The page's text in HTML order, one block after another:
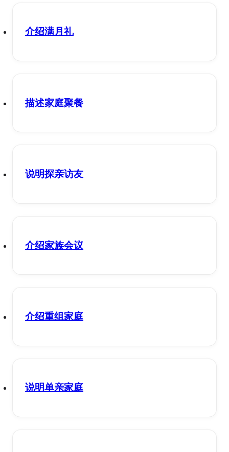
介绍满月礼
描述家庭聚餐
说明探亲访友
介绍家族会议
介绍重组家庭
说明单亲家庭